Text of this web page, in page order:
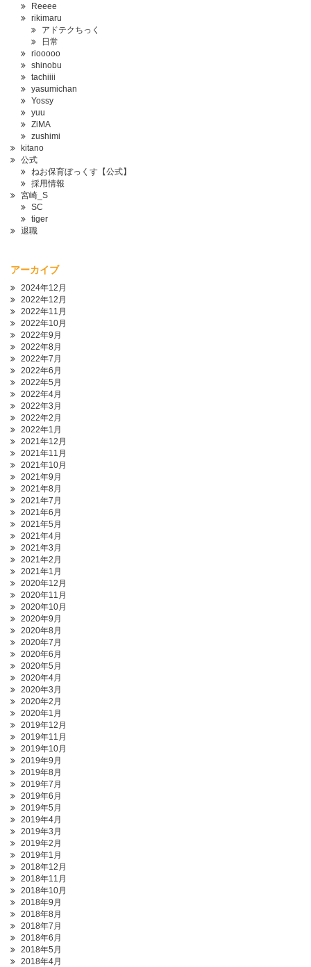
Reeee
rikimaru
アドテクちっく
日常
riooooo
shinobu
tachiiii
yasumichan
Yossy
yuu
ZiMA
zushimi
kitano
公式
ねお保育ぼっくす【公式】
採用情報
宮崎_S
SC
tiger
退職
アーカイブ
2024年12月
2022年12月
2022年11月
2022年10月
2022年9月
2022年8月
2022年7月
2022年6月
2022年5月
2022年4月
2022年3月
2022年2月
2022年1月
2021年12月
2021年11月
2021年10月
2021年9月
2021年8月
2021年7月
2021年6月
2021年5月
2021年4月
2021年3月
2021年2月
2021年1月
2020年12月
2020年11月
2020年10月
2020年9月
2020年8月
2020年7月
2020年6月
2020年5月
2020年4月
2020年3月
2020年2月
2020年1月
2019年12月
2019年11月
2019年10月
2019年9月
2019年8月
2019年7月
2019年6月
2019年5月
2019年4月
2019年3月
2019年2月
2019年1月
2018年12月
2018年11月
2018年10月
2018年9月
2018年8月
2018年7月
2018年6月
2018年5月
2018年4月